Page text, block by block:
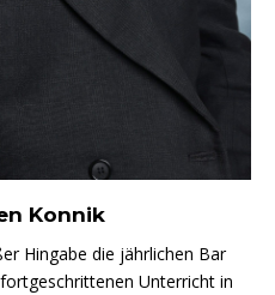
Konnik
Hingabe die jährlichen Bar
Unterricht in